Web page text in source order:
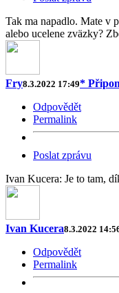
Tak ma napadlo. Mate v
alebo ucelene zväzky?
Fry8.3.2022 17:49*
Odpovědět
Permalink
Poslat zprávu
Ivan Kucera: Je to tam,
Ivan Kucera8.3.2022
Odpovědět
Permalink